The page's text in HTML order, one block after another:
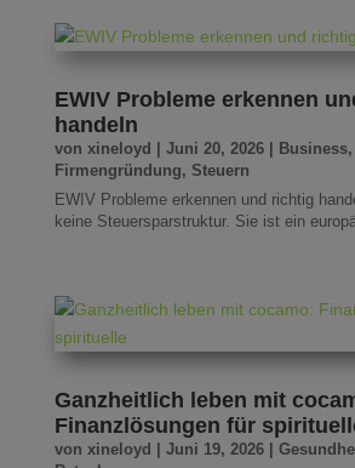
EWIV Probleme erkennen
handeln
von xineloyd Juni 20, 2026| Business,
Firmengründung, Steuern
EWIV Probleme erkennen und richtig
keine Steuersparstruktur. Sie ist ein
Ganzheitlich leben mit
Finanzlösungen für
von xineloyd Juni 19, 2026|